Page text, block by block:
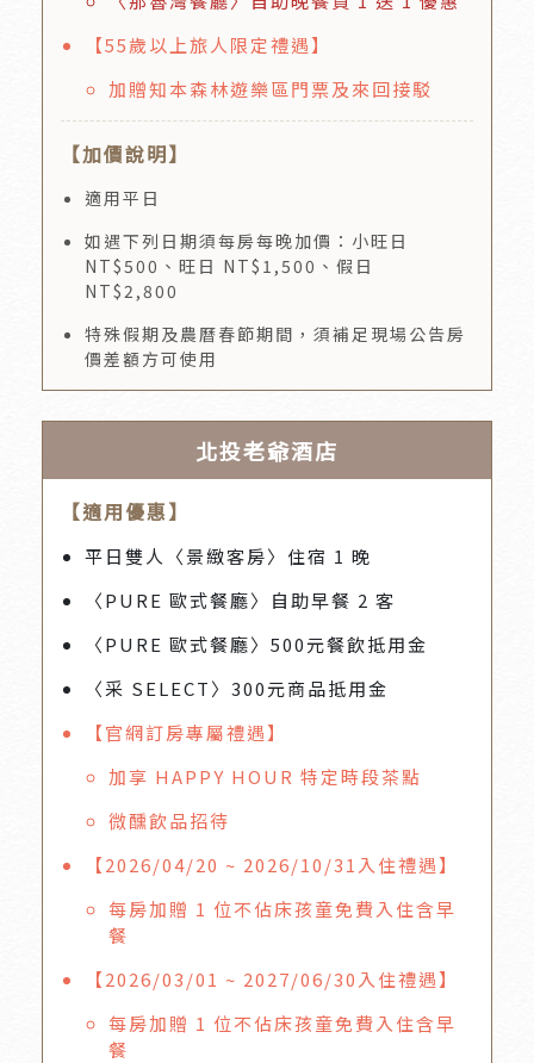
【55歲以上旅人限定禮遇】
加贈知本森林遊樂區門票及來回接駁
【加價說明】
適用平日
如遇下列日期須每房每晚加價：小旺日
NT$500、旺日 NT$1,500、假日
NT$2,800
特殊假期及農曆春節期間，須補足現場公告房
價差額方可使用
北投老爺酒店
【適用優惠】
平日雙人〈景緻客房〉住宿 1 晚
〈PURE 歐式餐廳〉自助早餐 2 客
〈PURE 歐式餐廳〉500元餐飲抵用金
〈采 SELECT〉300元商品抵用金
【官網訂房專屬禮遇】
加享 HAPPY HOUR 特定時段茶點
微醺飲品招待
【2026/04/20 ~ 2026/10/31入住禮遇】
每房加贈 1 位不佔床孩童免費入住含早
餐
【2026/03/01 ~ 2027/06/30入住禮遇】
每房加贈 1 位不佔床孩童免費入住含早
餐